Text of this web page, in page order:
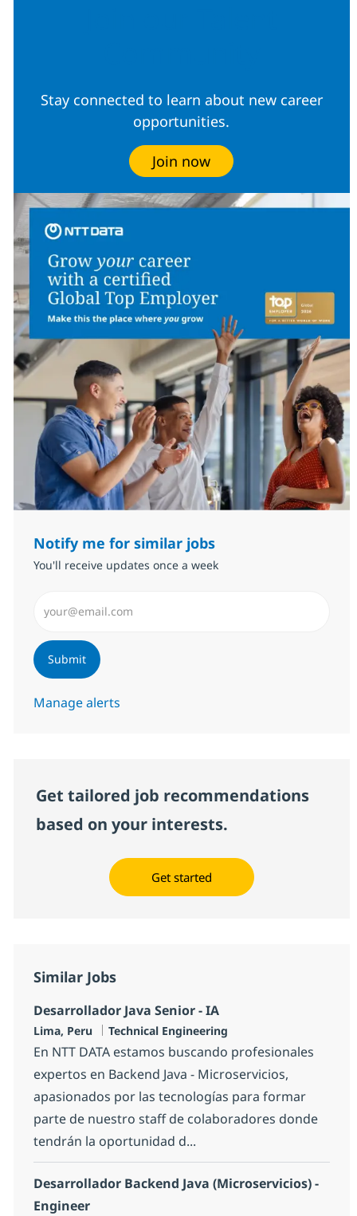
Stay connected to learn about new career
opportunities.
Join now
Notify me for similar jobs
You'll receive updates once a week
Submit
Manage alerts
Get tailored job recommendations
based on your interests.
Get started
Similar Jobs
Desarrollador Java Senior - IA
Location
Lima, Peru Category
Technical Engineering
En NTT DATA estamos buscando profesionales
expertos en Backend Java - Microservicios,
apasionados por las tecnologías para formar
parte de nuestro staff de colaboradores donde
tendrán la oportunidad d...
Desarrollador Backend Java (Microservicios) -
Engineer